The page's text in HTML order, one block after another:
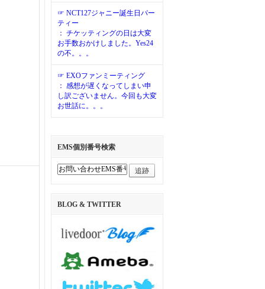
☞ NCT127ジャニー誕生日パー
ティー
： チケッティングの日は大変
お手数おかけしました。Yes24
の不。。。
☞ EXOファンミーティング
： 感想が遅くなってしまい申
し訳ございません。今回も大変
お世話に。。。
EMS個別番号検索
追跡
BLOG & TWITTER